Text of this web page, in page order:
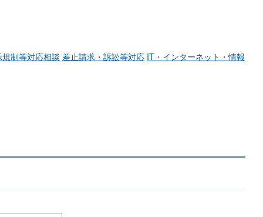
制等対応相談 差止請求・訴訟等対応 IT・インターネット・情報